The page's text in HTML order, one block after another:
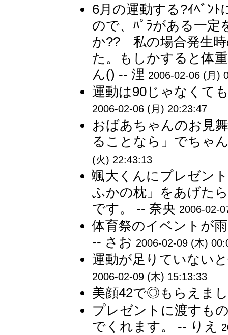
6月の運動する?ｲﾍﾞﾝ
ので、ﾊﾟﾗがある一
か?? 私の場合発生時
た。もしかすると体
ん() -- 浬 2006-02-06 (月)
運動は90じゃなくて
2006-02-06 (月) 20:23:47
おばあちゃんのお見
ることなら」でちゃ
(火) 22:43:13
颯大くんにプレゼン
ふかの枕」をあげた
です。 -- 奈央 2006-02-
体育祭のイベントが
-- さお 2006-02-09 (木)
運動が足りていない
2006-02-09 (木) 15:13:33
美顔42で◎もらえま
プレゼントに渡すも
でくれます。 -- りえ